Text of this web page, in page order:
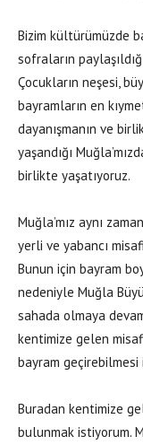
Bizim kültürümüzde
sofraların
Çocukların neşesi,
bayramların en
dayanışmanın ve
yaşandığı
birlikte yaşatıyoruz.
Muğla’mız aynı
yerli ve yabancı
Bunun için bayram
nedeniyle Muğla
sahada olmaya
kentimize gelen
bayram
Buradan kentimize
bulunmak istiyorum.